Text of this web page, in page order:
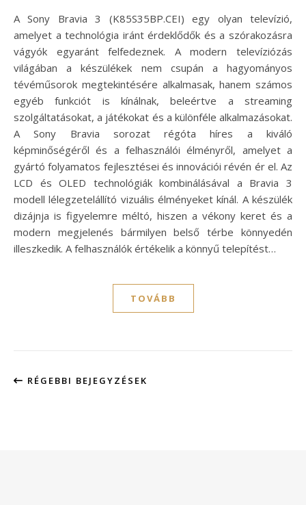
A Sony Bravia 3 (K85S35BP.CEI) egy olyan televízió,
amelyet a technológia iránt érdeklődők és a szórakozásra
vágyók egyaránt felfedeznek. A modern televíziózás
világában a készülékek nem csupán a hagyományos
tévéműsorok megtekintésére alkalmasak, hanem számos
egyéb funkciót is kínálnak, beleértve a streaming
szolgáltatásokat, a játékokat és a különféle alkalmazásokat.
A Sony Bravia sorozat régóta híres a kiváló
képminőségéről és a felhasználói élményről, amelyet a
gyártó folyamatos fejlesztései és innovációi révén ér el. Az
LCD és OLED technológiák kombinálásával a Bravia 3
modell lélegzetelállító vizuális élményeket kínál. A készülék
dizájnja is figyelemre méltó, hiszen a vékony keret és a
modern megjelenés bármilyen belső térbe könnyedén
illeszkedik. A felhasználók értékelik a könnyű telepítést…
TOVÁBB
RÉGEBBI BEJEGYZÉSEK